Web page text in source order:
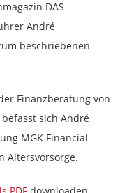
DAS
André
beschriebenen
Finanzberatung von
sich André
MGK Financial
Altersvorsorge.